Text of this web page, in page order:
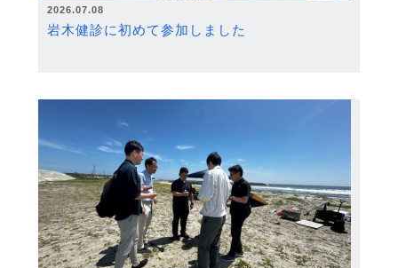
2026.07.08
岩木健診に初めて参加しました